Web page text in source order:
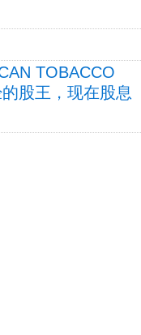
TOBACCO
股王，现在股息